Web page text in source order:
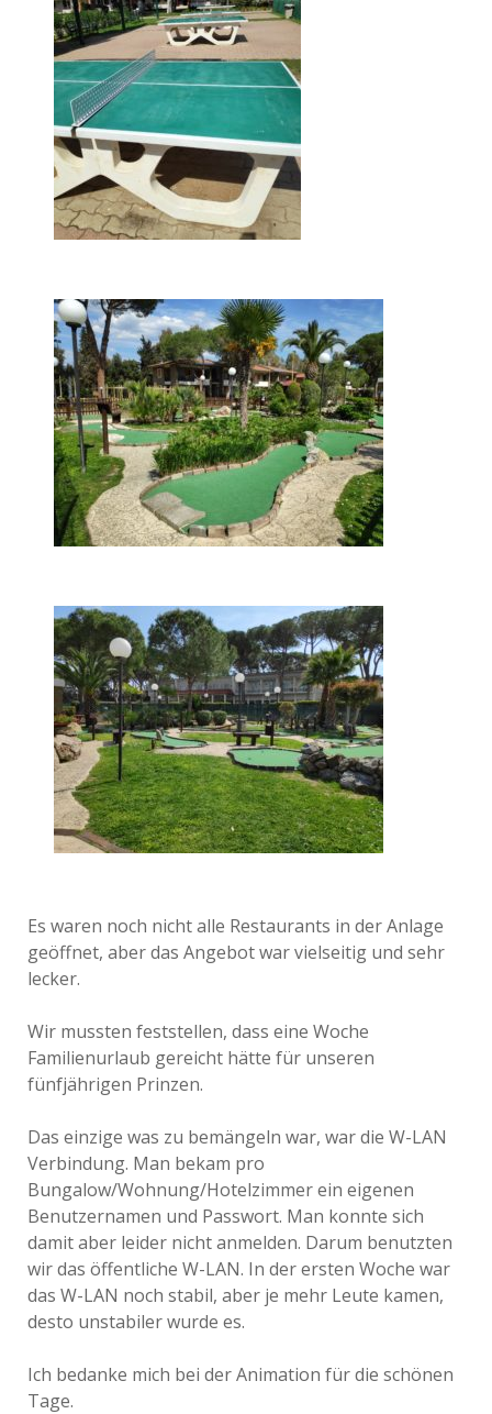
Es waren noch nicht alle Restaurants in der Anlage
geöffnet, aber das Angebot war vielseitig und sehr
lecker.
Wir mussten feststellen, dass eine Woche
Familienurlaub gereicht hätte für unseren
fünfjährigen Prinzen.
Das einzige was zu bemängeln war, war die W-LAN
Verbindung. Man bekam pro
Bungalow/Wohnung/Hotelzimmer ein eigenen
Benutzernamen und Passwort. Man konnte sich
damit aber leider nicht anmelden. Darum benutzten
wir das öffentliche W-LAN. In der ersten Woche war
das W-LAN noch stabil, aber je mehr Leute kamen,
desto unstabiler wurde es.
Ich bedanke mich bei der Animation für die schönen
Tage.